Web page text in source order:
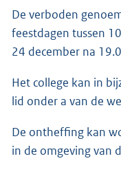
De verboden
feestdagen tussen
24 december na
Het college kan in
lid onder a van de
De ontheffing kan
in de omgeving van